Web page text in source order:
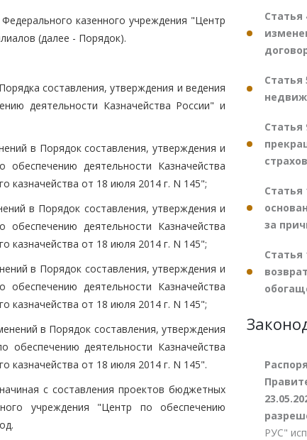
казенного учреждения "Центр
(далее - Порядок).
составления, утверждения и ведения
деятельности Казначейства России" и
в Порядок составления, утверждения и
деятельности Казначейства
от 18 июля 2014 г. N 145";
в Порядок составления, утверждения и
деятельности Казначейства
от 18 июля 2014 г. N 145";
в Порядок составления, утверждения и
деятельности Казначейства
от 18 июля 2014 г. N 145";
в Порядок составления, утверждения
деятельности Казначейства
от 18 июля 2014 г. N 145".
с составления проектов бюджетных
учреждения "Центр по обеспечению
Статья
Статья
Статья
Статья
за
Статья
РУС"